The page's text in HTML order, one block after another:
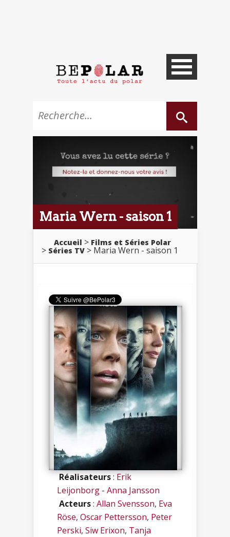
Maria Wern - saison 1
Accueil
Films et Séries Polar
Séries TV
Maria Wern - saison 1
Réalisateurs:Erik
Leijonborg - Anna Jansson
Acteurs: Allan Svensson, Eva
Röse, Oscar Pettersson, Peter
Perski, Siw Erixon, Tanja